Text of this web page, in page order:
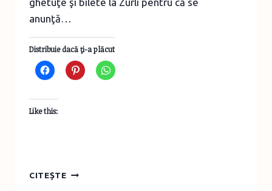
anunţă…
Distribuie dacă ţi-a plăcut
Like this:
CITEȘTEPENTRU